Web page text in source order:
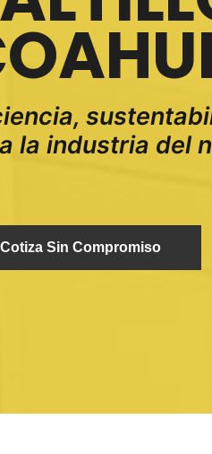
la industria del
Cotiza Sin Compromiso